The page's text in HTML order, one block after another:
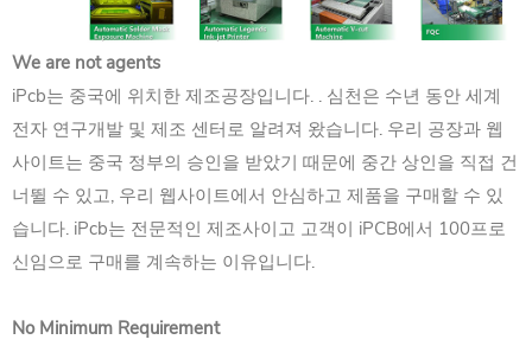
We are not agents
iPcb는 중국에 위치한 제조공장입니다. . 심천은 수년 동안 세계
전자 연구개발 및 제조 센터로 알려져 왔습니다. 우리 공장과 웹
사이트는 중국 정부의 승인을 받았기 때문에 중간 상인을 직접 건
너뛸 수 있고, 우리 웹사이트에서 안심하고 제품을 구매할 수 있
습니다. iPcb는 전문적인 제조사이고 고객이 iPCB에서 100프로
신임으로 구매를 계속하는 이유입니다.
No Minimum Requirement